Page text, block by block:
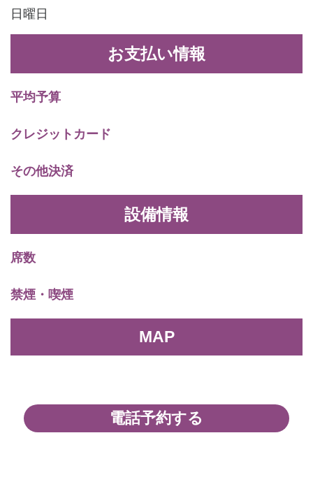
日曜日
お支払い情報
平均予算
クレジットカード
その他決済
設備情報
席数
禁煙・喫煙
MAP
電話予約する